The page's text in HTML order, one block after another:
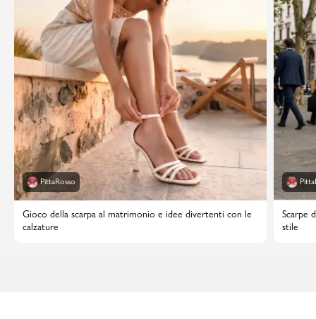
PittaRosso
Gioco della scarpa al matrimonio e idee divertenti con le
calzature
Scarpe
stile